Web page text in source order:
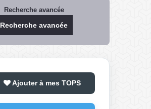
Recherche avancée
Recherche avancée
Ajouter à mes TOPS